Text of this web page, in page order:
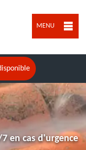
MENU
en cas d'urgence